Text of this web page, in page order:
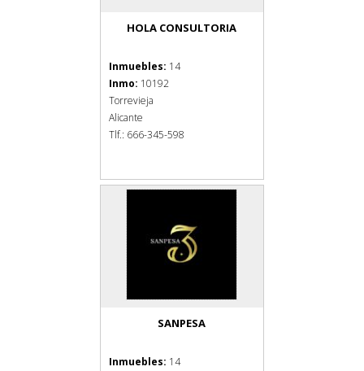
HOLA CONSULTORIA
Inmuebles: 14
Inmo: 10192
Torrevieja
Alicante
Tlf.: 666-345-598
SANPESA
Inmuebles: 14